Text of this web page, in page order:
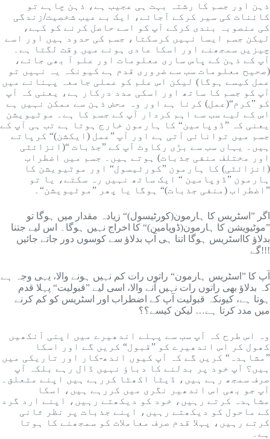
ذہن اور جسم کا رشتہ بہت ہی عجیب ہے، ذہن چاہے تو
کائنات کی سیر کرکے آجائے، ایک بے عیب شخصیت/زندگی
کی منصوبہ بندی کرکے آپ کو اسے حاصل کرنے کو کہے،
لیکن جسم ایسا نہیں کرسکتا، جسم کی حدود ہیں اور اسے
چیزیں سمجھنے اور اسکا عادی ہونے میں وقت لگتا ہے۔
آپ کے ذہن کے پاس ساری معلومات اور علم آ بھی جائے،
(صحیح معلومات سب سے ضروری قدم ہے کیونکہ یہ نہیں تو
عمل کیسے ہوگا) لیکن اس علم کو عملی جامعہ پہنانے میں
آپ کو جسم کا ساتھ اور اسکی مدد درکار ہے، یعنی کہ آپ
کو ”کرم“(عمل) کرنا ہے اور وہ محض ذہن سے ممکن نہیں ہے
اس کے لیے سب سے اہم کردار آپ کے جسم کا ہے۔ موٹیویشن
یعنی کہ ”ڈوپامین“ کا ہارمون خارج ہوتا ہے تب ہی آپ کے
جسم میں توانائی آتی ہے اور آپ ”عمل (ایکشن)“ کرپاتے
ہیں۔ یہاں سب سے بڑی رکاوٹ آپ کے ”جذبات “(انزائٹی
اور مختلف منفی جذبات) ہوتے ہیں۔ جسم میں اضطراب
(انزائٹی) کا ہارمون ”کورٹیسول“ اور موٹیویشن کا
ہارمون ”ڈوپامین “ ایک ساتھ نہیں رہ سکتے، یا تو
”اضطراب (منفی جذبات)“ ہوگا یا پھر ”موٹیویشن“۔
اگر ”اسٹریس کا ہارمون(کورٹیسول)“ زیادہ مقدار میں ہوگا تو
”موٹیویشن کا ہارمون(ڈوپامین)“ کا اخراج نہیں ہوگا۔ اس لیے جتنا
بدلاؤ کااسٹریس ہوگا اتنا ہی آپ بدلاؤ سے کوسوں دور جاتے جائیں
گے!!!
آپ کا ”اسٹریس ہارمون“ راتوں رات کم نہیں ہونے والا، یہی وجہ ہے
کہ بدلاؤ بھی راتوں رات نہیں آنے والا، اسی لیے ”قبولیت“ پہلا قدم
ہوتا ہے، کیونکہ قبولیت آپ کے اضطراب اور اسٹریس کو کم کرنے
میں مدد کرتا ہے… لیکن کیسے؟؟
وہ اس طرح کہ آپ سب سے پہلے اندھیرے میں اپنی آنکھیں
کھول کر اس اندھیرے کو ”قبول“ کریں گے اور اسکا
”مشاہدہ“ کریں گے کہ آپ کیوں اندھ-کار اور تاریکی میں
ہیں؟ آپ خود پر بدلنے کا دباؤ نہیں ڈال رہے بلکہ آپ
صرف سمجھ رہے ہیں، ڈیٹا اکھٹا کررہے ہیں اپنے متعلق۔
آپ جو بھی اس اندھیر نگری میں کررہے ہیں، اسکا
مشاہدہ کرتے رہیں، خود کو دیکھتے رہیں، اپنے ارد گرد
کے ماحول کو دیکھتے رہیں، اپنے جذبات پر نظر ثانی
کرتے رہیں، پہلا قدم صرف معاملات کو سمجھنے کا ہوتا
ہے۔